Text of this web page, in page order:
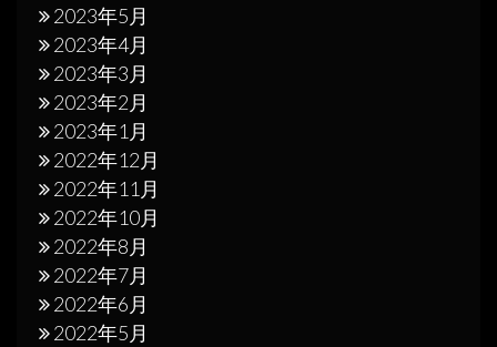
2023年5月
2023年4月
2023年3月
2023年2月
2023年1月
2022年12月
2022年11月
2022年10月
2022年8月
2022年7月
2022年6月
2022年5月